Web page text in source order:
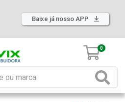
Baixe já nosso APP
0